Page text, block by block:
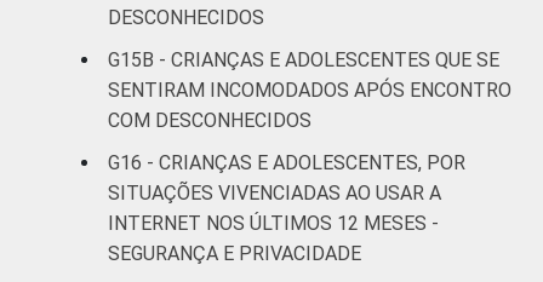
DOMICÍLIO
COM ACESSO
À INTERNET
Sim 8
Não
Fonte: CGI.br/NIC.br, Centro Regional de
Estudos para o Desenvolvimento da
Sociedade da Informação (Cetic.br),
DESCONHECIDOS
G15B - CRIANÇAS E ADOLESCENTES QUE SE
SENTIRAM INCOMODADOS APÓS ENCONTRO
COM DESCONHECIDOS
G16 - CRIANÇAS E ADOLESCENTES, POR
SITUAÇÕES VIVENCIADAS AO USAR A
INTERNET NOS ÚLTIMOS 12 MESES -
SEGURANÇA E PRIVACIDADE